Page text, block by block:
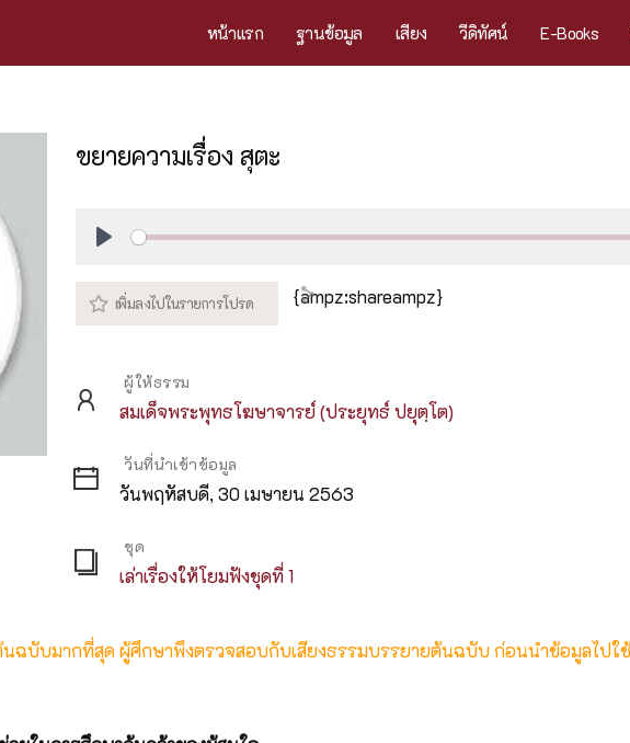
หน้าแรก ฐานข้อมูล เสียง วีดิทัศน์ E-Books
ขยายความเรื่อง สุตะ
{ampz:shareampz}
ผู้ให้ธรรม
สมเด็จพระพุทธโฆษาจารย์ (ประยุทธ์ ปยุตฺโต)
วันที่นำเข้าข้อมูล
วันพฤหัสบดี, 30 เมษายน 2563
ชุด
เล่าเรื่องให้โยมฟังชุดที่ 1
ฉบับมากที่สุด ผู้ศึกษาพึงตรวจสอบกับเสียงธรรมบรรยายต้นฉบับ ก่อนนำข้อมูลไปใ